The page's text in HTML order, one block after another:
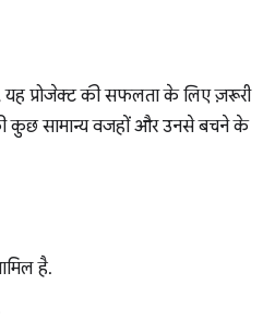
यह प्रोजेक्ट की सफलता के लिए ज़रूरी
की कुछ सामान्य वजहों और उनसे बचने के
है.